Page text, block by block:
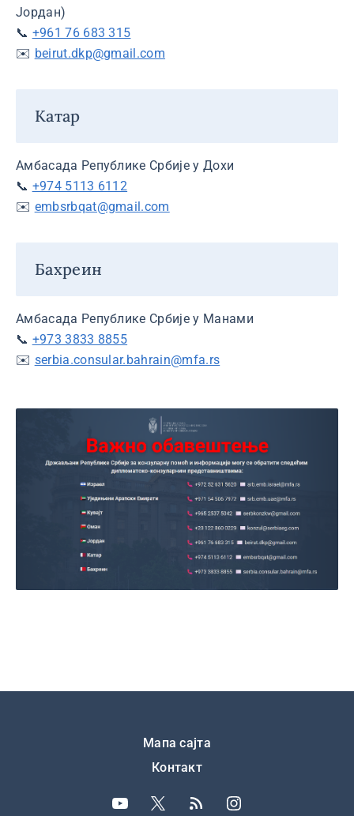
Јордан)
📞 +961 76 683 315
✉️ beirut.dkp@gmail.com
Катар
Амбасада Републике Србије у Дохи
📞 +974 5113 6112
✉️ embsrbqat@gmail.com
Бахреин
Амбасада Републике Србије у Манами
📞 +973 3833 8855
✉️ serbia.consular.bahrain@mfa.rs
Мапа сајта
Контакт